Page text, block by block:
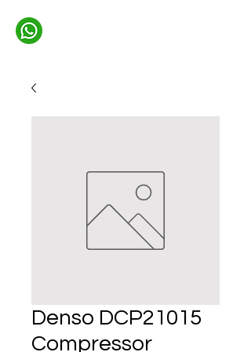
Denso DCP21015
Compressor